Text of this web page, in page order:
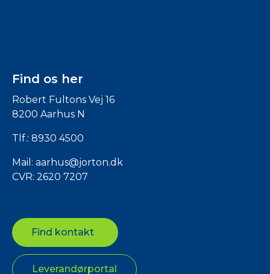
Find os her
Robert Fultons Vej 16
8200 Aarhus N
Tlf.: 8930 4500
Mail: aarhus@jorton.dk
CVR: 2620 7207
Find kontakt
Leverandørportal